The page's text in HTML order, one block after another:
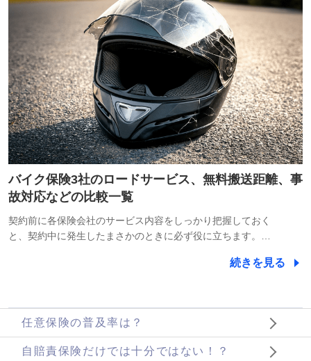
バイク保険3社のロードサービス、無料搬送距離、事
故対応などの比較一覧
契約前に各保険会社のサービス内容をしっかり把握しておく
と、契約中に発生したまさかのときに必ず役に立ちます。…
続きを見る
任意保険の普及率は？
自賠責保険だけでは十分ではない！？